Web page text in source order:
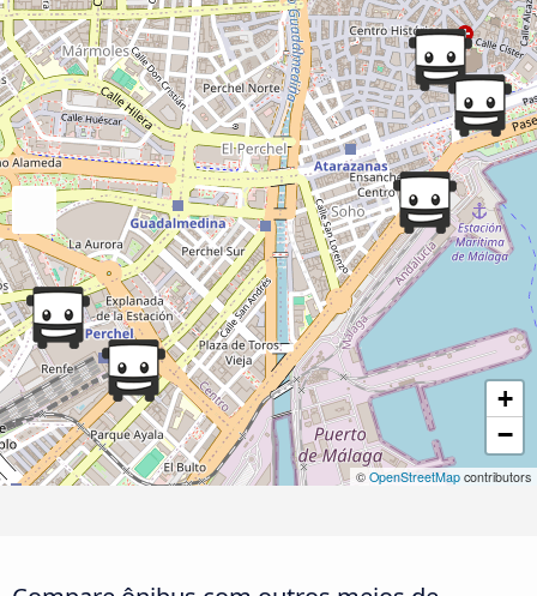
+
−
© OpenStreetMap contributors